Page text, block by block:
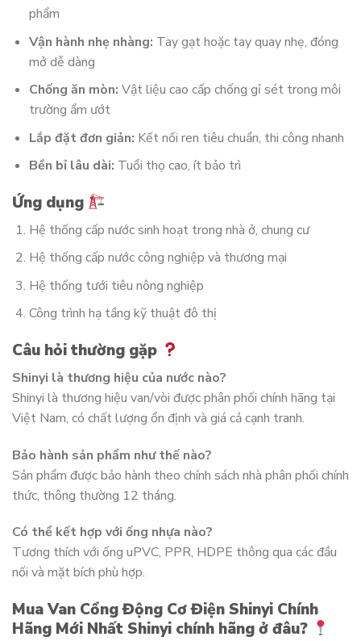
phẩm
Vận hành nhẹ nhàng: Tay gạt hoặc tay quay nhẹ, đóng
mở dễ dàng
Chống ăn mòn: Vật liệu cao cấp chống gỉ sét trong môi
trường ẩm ướt
Lắp đặt đơn giản: Kết nối ren tiêu chuẩn, thi công nhanh
Bền bỉ lâu dài: Tuổi thọ cao, ít bảo trì
Ứng dụng
Hệ thống cấp nước sinh hoạt trong nhà ở, chung cư
Hệ thống cấp nước công nghiệp và thương mại
Hệ thống tưới tiêu nông nghiệp
Công trình hạ tầng kỹ thuật đô thị
Câu hỏi thường gặp
Shinyi là thương hiệu của nước nào?
Shinyi là thương hiệu van/vòi được phân phối chính hãng tại
Việt Nam, có chất lượng ổn định và giá cả cạnh tranh.
Bảo hành sản phẩm như thế nào?
Sản phẩm được bảo hành theo chính sách nhà phân phối chính
thức, thông thường 12 tháng.
Có thể kết hợp với ống nhựa nào?
Tương thích với ống uPVC, PPR, HDPE thông qua các đầu
nối và mặt bích phù hợp.
Mua Van Cổng Động Cơ Điện Shinyi Chính
Hãng Mới Nhất Shinyi chính hãng ở đâu?